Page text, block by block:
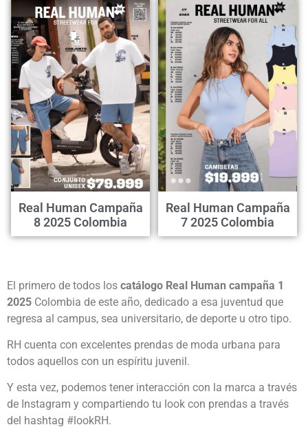
Real Human Campaña
8 2025 Colombia
Real Human Campaña
7 2025 Colombia
El primero de todos los catálogo Real Human campaña 1
2025 Colombia de este año, dedicado a esa juventud que
regresa al campus, sea universitario, de deporte u otro tipo.
RH cuenta con excelentes prendas de moda urbana para
todos aquellos con un espíritu juvenil.
Y esta vez, podemos tener interacción con la marca a través
de Instagram y compartiendo tu look con prendas a través
del hashtag #lookRH.